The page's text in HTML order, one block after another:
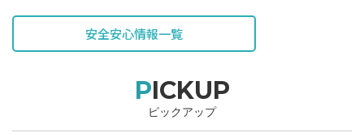
安全安心情報一覧
PICKUP
ピックアップ